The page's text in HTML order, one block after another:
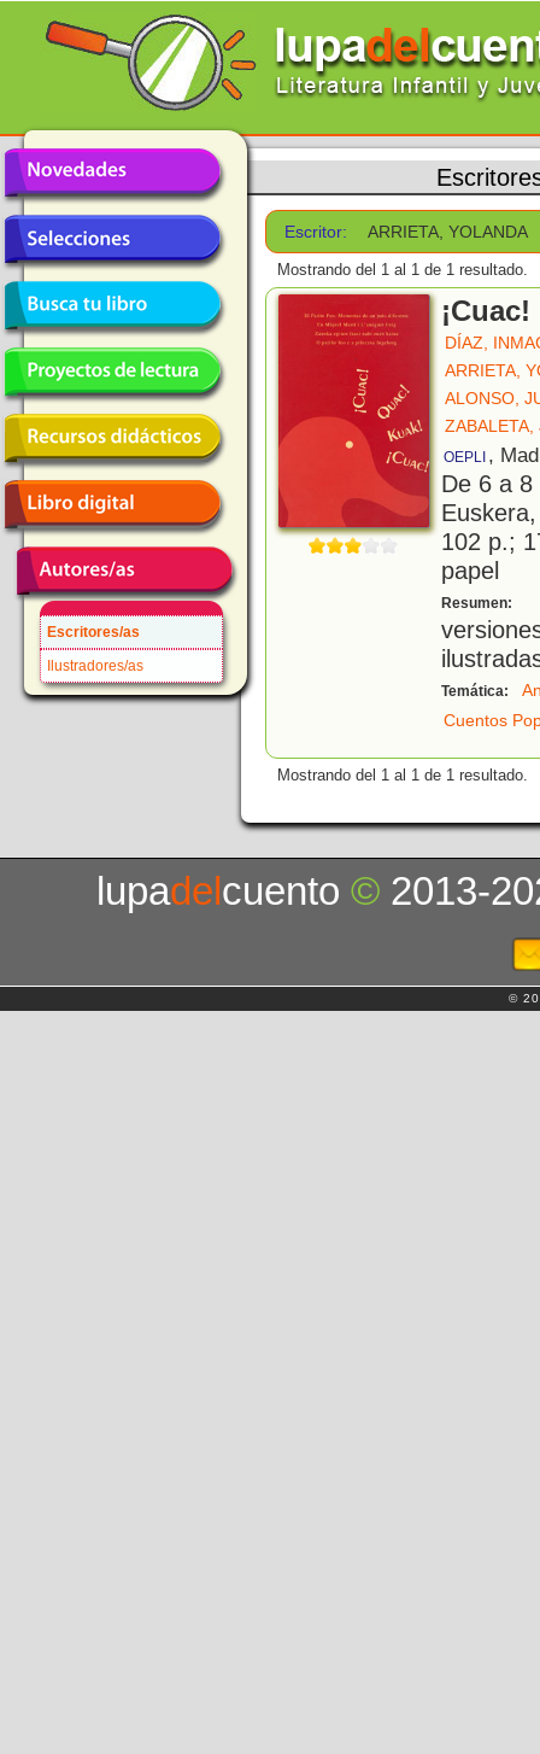
Escritores/as
Ilustradores/as
Escritor: ARRIETA, YOLANDA
Mostrando del 1 al 1 de 1 resultado.
DÍAZ,
ARRIETA,
ALONSO,
ZABALETA,
OEPLI ,
De 6 a
102 p.;
papel
Resumen:
Temática:
Cuentos
Mostrando del 1 al 1 de 1 resultado.
lupadelcuento© 2013-
©